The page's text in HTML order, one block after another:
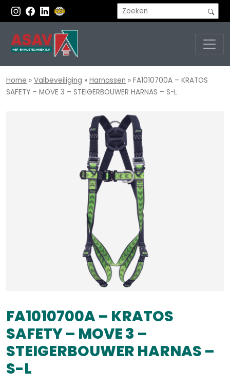
Home » Valbeveiliging » Harnassen » FA1010700A – KRATOS
SAFETY – MOVE 3 – STEIGERBOUWER HARNAS – S-L
FA1010700A – KRATOS
SAFETY – MOVE 3 –
STEIGERBOUWER HARNAS –
S-L